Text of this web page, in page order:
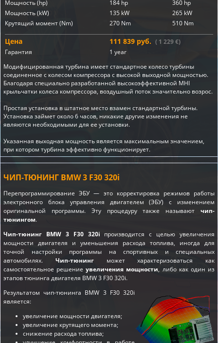
Мощность (hp) 184 hp
360 hp
Мощность (kW)
135 kW
265 kW
Крутящий момент (Nm)
270 Nm 510 Nm
Цена 111 839 руб. ( 1 229 €)
Гарантия
1 year
Модифицированная турбина имеет стандартное колесо турбины
соединенное с колесом компрессора с высокой выходной мощностью.
Благодаря специально разработанной высокоэффективной MHI
крыльчатки колеса компрессора, воздушный поток значительно возрос.
Простая установка в штатное место взамен стандартной турбины.
Установка займет около 6 часов, никакие другие изменения не
являются необходимыми для ее установки.
Указанная выходная мощность является максимальным значением,
при котором турбина эффективно функционирует.
ЧИП-ТЮНИНГ BMW 3 F30 320i
Перепрограммирование ЭБУ — это корректировка режимов работы
электронного блока управления двигателем (ЭБУ) с изменением
оригинальной программы. Эту процедуру также называют чип-
тюнингом.
Чип-тюнинг BMW 3 F30 320i производится с целью увеличения
мощности двигателя и уменьшения расхода топлива, иногда для
точной настройки программы на спортивных и специальных
автомобилях. Чип-тюнингможет характеризоваться как
самостоятельное решениеувеличения мощности, либо как один из
этаповтюнинга двигателя BMW 3 F30 320i.
Результатом чип-тюнинга BMW 3 F30 320i
является:
увеличение мощности двигателя;
увеличение крутящего момента;
снижение расхода топлива;